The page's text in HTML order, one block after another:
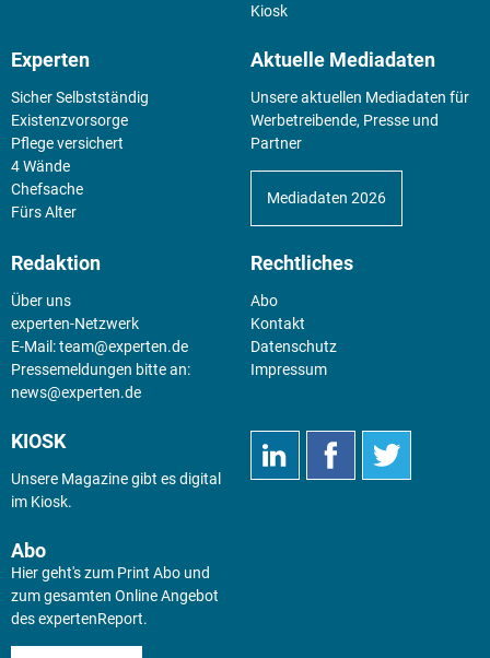
Kiosk
Experten
Sicher Selbstständig
Existenz­vorsorge
Pflege versichert
4 Wände
Chefsache
Fürs Alter
Aktuelle Mediadaten
Unsere aktuellen Mediadaten für
Werbetreibende, Presse und
Partner
Mediadaten 2026
Redaktion
Über uns
experten-Netzwerk
E-Mail:team@experten.de
Pressemeldungen bitte an:
news@experten.de
Rechtliches
Abo
Kontakt
Datenschutz
Impressum
KIOSK
Unsere Magazine gibt es digital
im Kiosk.
Abo
Hier geht's zum Print Abo und
zum gesamten Online Angebot
des expertenReport.